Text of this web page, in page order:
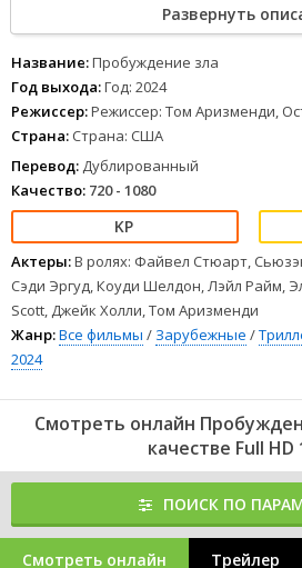
Развернуть
Название:Пробуждение зла
Год выхода:Год: 2024
Режиссер:Режиссер: Том Аризменди,
Страна: Страна: США
Перевод: Дублированный
Качество: 720 - 1080
Актеры:В ролях: Файвел Стюарт,
Сэди Эргуд, Коуди Шелдон, Лэйл Райм,
Scott, Джейк Холли, Том Аризменди
Жанр:Все фильмы / Зарубежные /
2024
Смотреть онлайн
качестве Full HD
ПОИСК ПО
Смотреть онлайн Трейлер